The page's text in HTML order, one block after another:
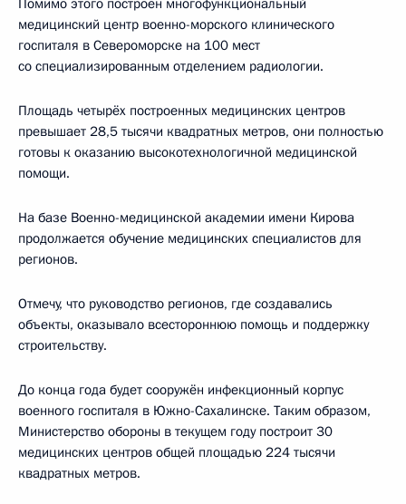
медицинский центр военно-морского клинического
госпиталя в Североморске на 100 мест
со специализированным отделением радиологии.
Площадь четырёх построенных медицинских центров
превышает 28,5 тысячи квадратных метров, они полностью
готовы к оказанию высокотехнологичной медицинской
помощи.
На базе Военно-медицинской академии имени Кирова
продолжается обучение медицинских специалистов для
регионов.
Отмечу, что руководство регионов, где создавались
объекты, оказывало всестороннюю помощь и поддержку
строительству.
До конца года будет сооружён инфекционный корпус
военного госпиталя в Южно-Сахалинске. Таким образом,
Министерство обороны в текущем году построит 30
медицинских центров общей площадью 224 тысячи
квадратных метров.